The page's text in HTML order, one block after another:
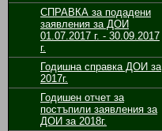
СПРАВКА за подадени
заявления за ДОИ
01.07.2017 г. - 30.09.2017
г.
Годишна справка ДОИ за
2017г.
Годишен отчет за
постъпили заявления за
ДОИ за 2018г.